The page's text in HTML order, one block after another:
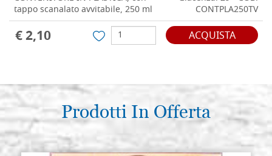
tappo scanalato avvitabile, 250 ml
CONTPLA250TV
€ 2,10 ACQUISTA
Prodotti In Offerta